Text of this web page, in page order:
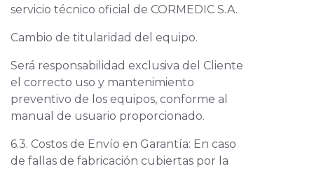
servicio técnico oficial de CORMEDIC S.A.
Cambio de titularidad del equipo.
Será responsabilidad exclusiva del Cliente
el correcto uso y mantenimiento
preventivo de los equipos, conforme al
manual de usuario proporcionado.
6.3. Costos de Envío en Garantía: En caso
de fallas de fabricación cubiertas por la